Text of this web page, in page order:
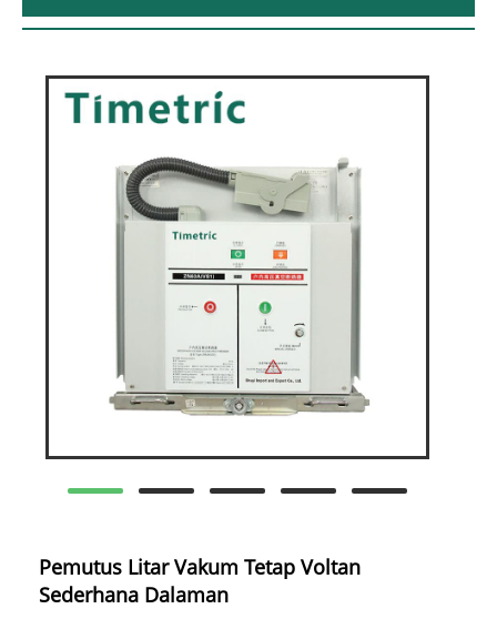
Pemutus Litar Vakum Tetap Voltan
Sederhana Dalaman